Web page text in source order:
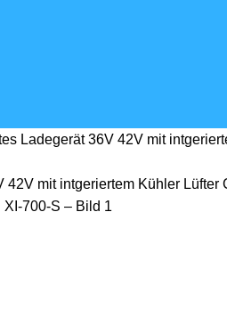
Ladegerät 36V 42V mit